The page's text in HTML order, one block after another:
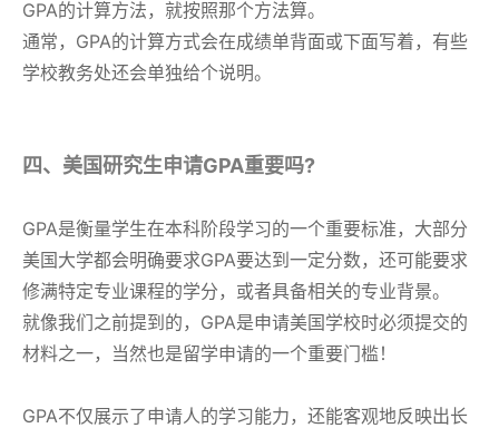
GPA的计算方法，就按照那个方法算。
通常，GPA的计算方式会在成绩单背面或下面写着，有些
学校教务处还会单独给个说明。
四、美国研究生申请GPA重要吗?
GPA是衡量学生在本科阶段学习的一个重要标准，大部分
美国大学都会明确要求GPA要达到一定分数，还可能要求
修满特定专业课程的学分，或者具备相关的专业背景。
就像我们之前提到的，GPA是申请美国学校时必须提交的
材料之一，当然也是留学申请的一个重要门槛！
GPA不仅展示了申请人的学习能力，还能客观地反映出长